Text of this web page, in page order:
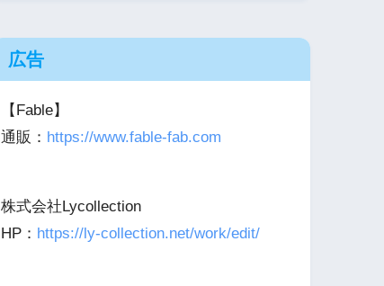
広告
【Fable】
通販： https://www.fable-fab.com
株式会社Lycollection
HP： https://ly-collection.net/work/edit/